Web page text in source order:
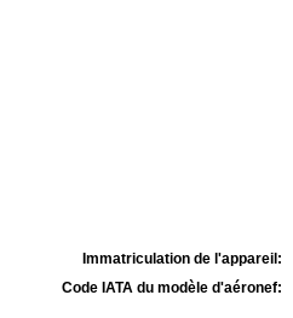
Immatriculation de l'appareil:
Code IATA du modèle d'aéronef: